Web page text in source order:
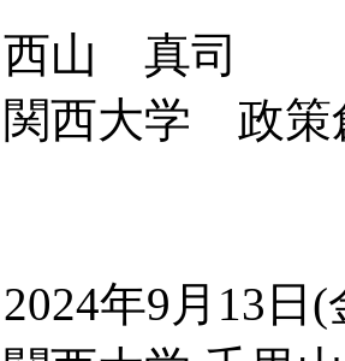
山 真司
学 政策創
年9月13日(